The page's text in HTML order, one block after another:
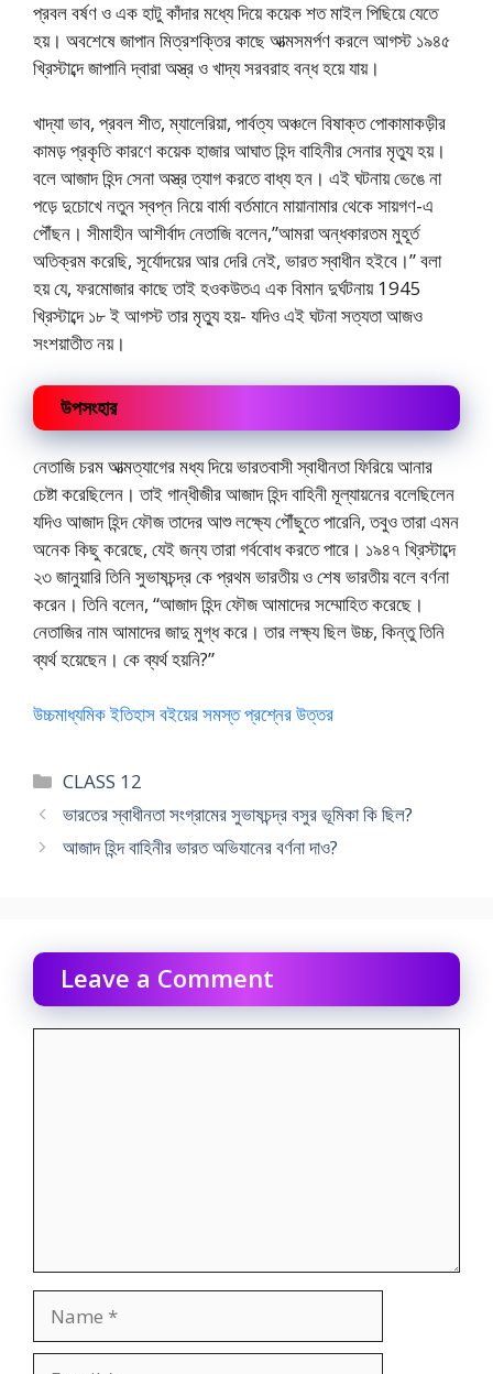
প্রবল বর্ষণ ও এক হাটু কাঁদার মধ্যে দিয়ে কয়েক শত মাইল পিছিয়ে যেতে
হয়। অবশেষে জাপান মিত্রশক্তির কাছে আত্মসমর্পণ করলে আগস্ট ১৯৪৫
খ্রিস্টাব্দে জাপানি দ্বারা অস্ত্র ও খাদ্য সরবরাহ বন্ধ হয়ে যায়।
খাদ্যা ভাব, প্রবল শীত, ম্যালেরিয়া, পার্বত্য অঞ্চলে বিষাক্ত পোকামাকড়ীর
কামড় প্রকৃতি কারণে কয়েক হাজার আঘাত হিন্দ বাহিনীর সেনার মৃত্যু হয়।
বলে আজাদ হিন্দ সেনা অস্ত্র ত্যাগ করতে বাধ্য হন। এই ঘটনায় ভেঙে না
পড়ে দুচোখে নতুন স্বপ্ন নিয়ে বার্মা বর্তমানে মায়ানামার থেকে সায়গণ-এ
পৌঁছন। সীমাহীন আশীর্বাদ নেতাজি বলেন,”আমরা অন্ধকারতম মুহূর্ত
অতিক্রম করেছি, সূর্যোদয়ের আর দেরি নেই, ভারত স্বাধীন হইবে।” বলা
হয় যে, ফরমোজার কাছে তাই হওকউতএ এক বিমান দুর্ঘটনায় 1945
খ্রিস্টাব্দে ১৮ ই আগস্ট তার মৃত্যু হয়- যদিও এই ঘটনা সত্যতা আজও
সংশয়াতীত নয়।
উপসংহার
নেতাজি চরম আত্মত্যাগের মধ্য দিয়ে ভারতবাসী স্বাধীনতা ফিরিয়ে আনার
চেষ্টা করেছিলেন। তাই গান্ধীজীর আজাদ হিন্দ বাহিনী মূল্যায়নের বলেছিলেন
যদিও আজাদ হিন্দ ফৌজ তাদের আশু লক্ষ্যে পৌঁছুতে পারেনি, তবুও তারা এমন
অনেক কিছু করেছে, যেই জন্য তারা গর্ববোধ করতে পারে। ১৯৪৭ খ্রিস্টাব্দে
২৩ জানুয়ারি তিনি সুভাষচন্দ্র কে প্রথম ভারতীয় ও শেষ ভারতীয় বলে বর্ণনা
করেন। তিনি বলেন, “আজাদ হিন্দ ফৌজ আমাদের সম্মোহিত করেছে।
নেতাজির নাম আমাদের জাদু মুগ্ধ করে। তার লক্ষ্য ছিল উচ্চ, কিন্তু তিনি
ব্যর্থ হয়েছেন। কে ব্যর্থ হয়নি?”
উচ্চমাধ্যমিক ইতিহাস বইয়ের সমস্ত প্রশ্নের উত্তর
Categories
CLASS 12
ভারতের স্বাধীনতা সংগ্রামের সুভাষচন্দ্র বসুর ভূমিকা কি ছিল?
আজাদ হিন্দ বাহিনীর ভারত অভিযানের বর্ণনা দাও?
Leave a Comment